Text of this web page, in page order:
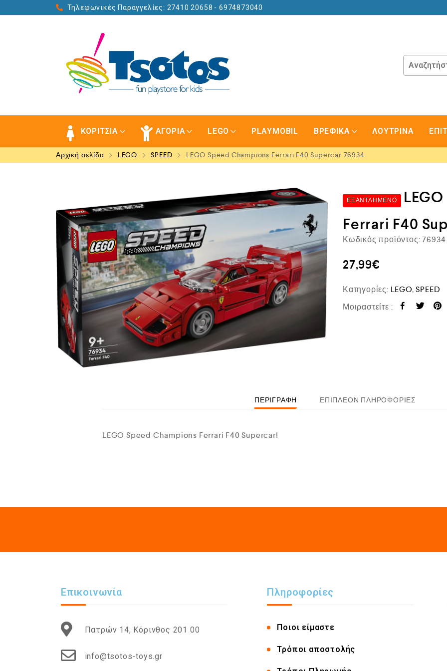
Τηλεφωνικές Παραγγελίες: 27410 20658 - 6974873040
ΚΟΡΙΤΣΙΑ ΑΓΟΡΙΑ LEGO PLAYMOBIL ΒΡΕΦΙΚΑ ΛΟΥΤΡΙΝΑ
Αρχική σελίδα LEGO SPEED LEGO Speed Champions Ferrari F40 Supercar 76934
ΕΞΑΝΤΛΗΜΈΝΟ
Ferrari F40
Κωδικός προϊόντος: 76934
27,99€
Κατηγορίες: LEGO,SPEED
Μοιραστείτε :
ΠΕΡΙΓΡΑΦΉ ΕΠΙΠΛΈΟΝ ΠΛΗΡΟΦΟΡΊΕΣ
LEGO Speed Champions Ferrari F40 Supercar!
Επικοινωνία
Πατρών 14, Κόρινθος 201 00
info@tsotos-toys.gr
Πληροφορίες
Ποιοι είμαστε
Τρόποι αποστολής